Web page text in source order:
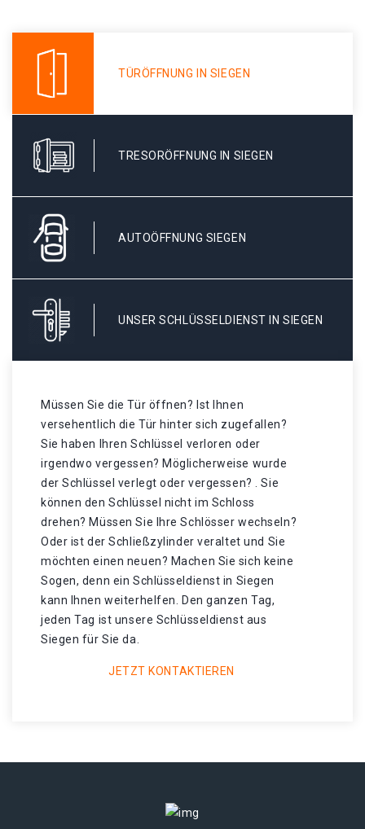
TÜRÖFFNUNG IN SIEGEN
TRESORÖFFNUNG IN SIEGEN
AUTOÖFFNUNG SIEGEN
UNSER SCHLÜSSELDIENST IN SIEGEN
Müssen Sie die Tür öffnen? Ist Ihnen
versehentlich die Tür hinter sich zugefallen?
Sie haben Ihren Schlüssel verloren oder
irgendwo vergessen? Möglicherweise wurde
der Schlüssel verlegt oder vergessen? . Sie
können den Schlüssel nicht im Schloss
drehen? Müssen Sie Ihre Schlösser wechseln?
Oder ist der Schließzylinder veraltet und Sie
möchten einen neuen? Machen Sie sich keine
Sogen, denn ein Schlüsseldienst in Siegen
kann Ihnen weiterhelfen. Den ganzen Tag,
jeden Tag ist unsere Schlüsseldienst aus
Siegen für Sie da.
JETZT KONTAKTIEREN